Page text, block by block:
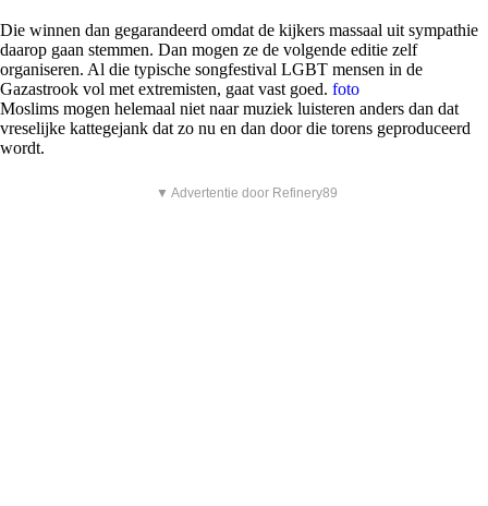
Die winnen dan gegarandeerd omdat de kijkers massaal uit sympathie
daarop gaan stemmen. Dan mogen ze de volgende editie zelf
organiseren. Al die typische songfestival LGBT mensen in de
Gazastrook vol met extremisten, gaat vast goed. foto
Moslims mogen helemaal niet naar muziek luisteren anders dan dat
vreselijke kattegejank dat zo nu en dan door die torens geproduceerd
wordt.
▼ Advertentie door Refinery89